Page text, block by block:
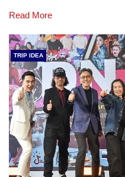
Read More
TRIP IDEA